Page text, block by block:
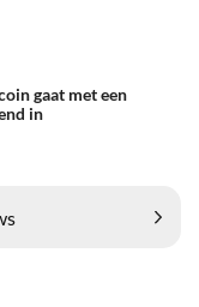
gaat met een
in